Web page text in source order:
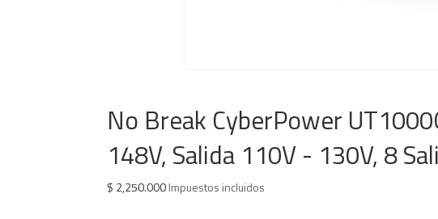
No Break CyberPower
148V, Salida 110V - 130V, 8
$ 2,250.000Impuestos incluidos